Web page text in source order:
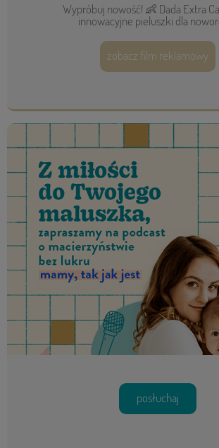
Wypróbuj nowość! 👶 Dada Extra
innowacyjne pieluszki dla
zobacz film reklamowy
posłuchaj